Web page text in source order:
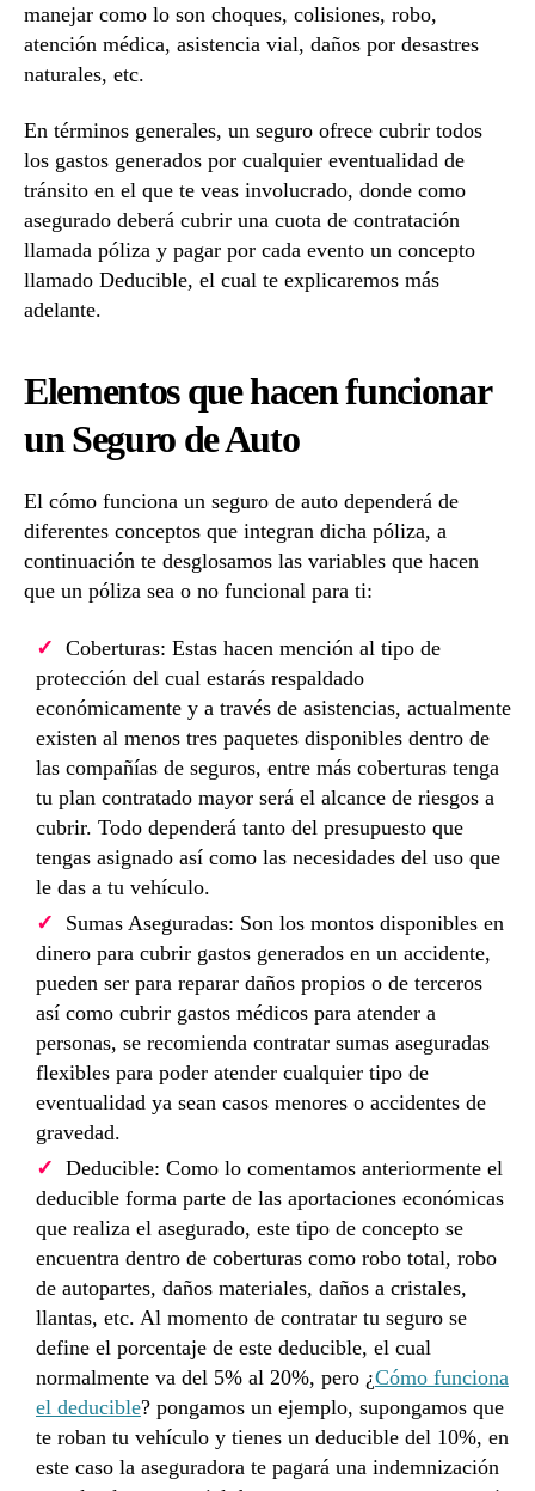
manejar como lo son choques, colisiones, robo,
atención médica, asistencia vial, daños por desastres
naturales, etc.
En términos generales, un seguro ofrece cubrir todos
los gastos generados por cualquier eventualidad de
tránsito en el que te veas involucrado, donde como
asegurado deberá cubrir una cuota de contratación
llamada póliza y pagar por cada evento un concepto
llamado Deducible, el cual te explicaremos más
adelante.
Elementos que hacen funcionar
un Seguro de Auto
El cómo funciona un seguro de auto dependerá de
diferentes conceptos que integran dicha póliza, a
continuación te desglosamos las variables que hacen
que un póliza sea o no funcional para ti:
Coberturas: Estas hacen mención al tipo de
protección del cual estarás respaldado
económicamente y a través de asistencias, actualmente
existen al menos tres paquetes disponibles dentro de
las compañías de seguros, entre más coberturas tenga
tu plan contratado mayor será el alcance de riesgos a
cubrir. Todo dependerá tanto del presupuesto que
tengas asignado así como las necesidades del uso que
le das a tu vehículo.
Sumas Aseguradas: Son los montos disponibles en
dinero para cubrir gastos generados en un accidente,
pueden ser para reparar daños propios o de terceros
así como cubrir gastos médicos para atender a
personas, se recomienda contratar sumas aseguradas
flexibles para poder atender cualquier tipo de
eventualidad ya sean casos menores o accidentes de
gravedad.
Deducible: Como lo comentamos anteriormente el
deducible forma parte de las aportaciones económicas
que realiza el asegurado, este tipo de concepto se
encuentra dentro de coberturas como robo total, robo
de autopartes, daños materiales, daños a cristales,
llantas, etc. Al momento de contratar tu seguro se
define el porcentaje de este deducible, el cual
normalmente va del 5% al 20%, pero ¿Cómo funciona
el deducible? pongamos un ejemplo, supongamos que
te roban tu vehículo y tienes un deducible del 10%, en
este caso la aseguradora te pagará una indemnización